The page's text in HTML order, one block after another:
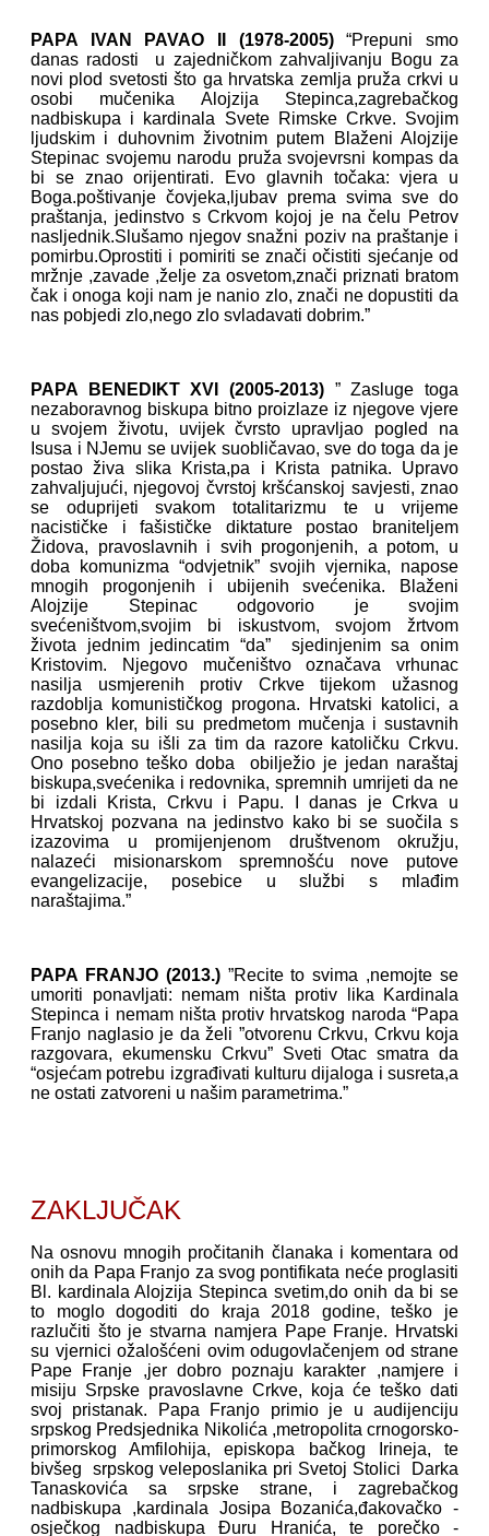
PAPA IVAN PAVAO II (1978-2005)“Prepuni smo
danas radosti u zajedničkom zahvaljivanju Bogu za
novi plod svetosti što ga hrvatska zemlja pruža crkvi u
osobi mučenika Alojzija Stepinca,zagrebačkog
nadbiskupa i kardinala Svete Rimske Crkve. Svojim
ljudskim i duhovnim životnim putem Blaženi Alojzije
Stepinac svojemu narodu pruža svojevrsni kompas da
bi se znao orijentirati. Evo glavnih točaka: vjera u
Boga.poštivanje čovjeka,ljubav prema svima sve do
praštanja, jedinstvo s Crkvom kojoj je na čelu Petrov
nasljednik.Slušamo njegov snažni poziv na praštanje i
pomirbu.Oprostiti i pomiriti se znači očistiti sjećanje od
mržnje ,zavade ,želje za osvetom,znači priznati bratom
čak i onoga koji nam je nanio zlo, znači ne dopustiti da
nas pobjedi zlo,nego zlo svladavati dobrim.”
PAPA BENEDIKT XVI (2005-2013) ” Zasluge toga
nezaboravnog biskupa bitno proizlaze iz njegove vjere
u svojem životu, uvijek čvrsto upravljao pogled na
Isusa i NJemu se uvijek suobličavao, sve do toga da je
postao živa slika Krista,pa i Krista patnika. Upravo
zahvaljujući, njegovoj čvrstoj kršćanskoj savjesti, znao
se oduprijeti svakom totalitarizmu te u vrijeme
nacističke i fašističke diktature postao braniteljem
Židova, pravoslavnih i svih progonjenih, a potom, u
doba komunizma “odvjetnik” svojih vjernika, napose
mnogih progonjenih i ubijenih svećenika. Blaženi
Alojzije Stepinac odgovorio je svojim
svećeništvom,svojim bi iskustvom, svojom žrtvom
života jednim jedincatim “da” sjedinjenim sa onim
Kristovim. Njegovo mučeništvo označava vrhunac
nasilja usmjerenih protiv Crkve tijekom užasnog
razdoblja komunističkog progona. Hrvatski katolici, a
posebno kler, bili su predmetom mučenja i sustavnih
nasilja koja su išli za tim da razore katoličku Crkvu.
Ono posebno teško doba obilježio je jedan naraštaj
biskupa,svećenika i redovnika, spremnih umrijeti da ne
bi izdali Krista, Crkvu i Papu. I danas je Crkva u
Hrvatskoj pozvana na jedinstvo kako bi se suočila s
izazovima u promijenjenom društvenom okružju,
nalazeći misionarskom spremnošću nove putove
evangelizacije, posebice u službi s mlađim
naraštajima.”
PAPA FRANJO (2013.)”Recite to svima ,nemojte se
umoriti ponavljati: nemam ništa protiv lika Kardinala
Stepinca i nemam ništa protiv hrvatskog naroda “Papa
Franjo naglasio je da želi ”otvorenu Crkvu, Crkvu koja
razgovara, ekumensku Crkvu” Sveti Otac smatra da
“osjećam potrebu izgrađivati kulturu dijaloga i susreta,a
ne ostati zatvoreni u našim parametrima.”
ZAKLJUČAK
Na osnovu mnogih pročitanih članaka i komentara od
onih da Papa Franjo za svog pontifikata neće proglasiti
Bl. kardinala Alojzija Stepinca svetim,do onih da bi se
to moglo dogoditi do kraja 2018 godine, teško je
razlučiti što je stvarna namjera Pape Franje. Hrvatski
su vjernici ožalošćeni ovim odugovlačenjem od strane
Pape Franje ,jer dobro poznaju karakter ,namjere i
misiju Srpske pravoslavne Crkve, koja će teško dati
svoj pristanak. Papa Franjo primio je u audijenciju
srpskog Predsjednika Nikolića ,metropolita crnogorsko-
primorskog Amfilohija, episkopa bačkog Irineja, te
bivšeg srpskog veleposlanika pri Svetoj Stolici Darka
Tanaskovića sa srpske strane, i zagrebačkog
nadbiskupa ,kardinala Josipa Bozanića,đakovačko -
osječkog nadbiskupa Đuru Hranića, te porečko -